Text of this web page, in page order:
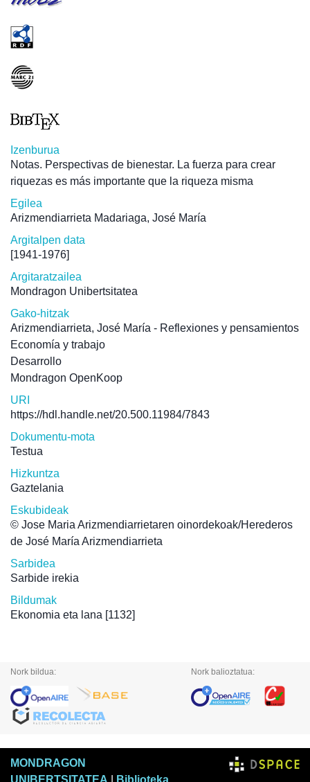
Izenburua
Notas. Perspectivas de bienestar. La fuerza para crear
riquezas es más importante que la riqueza misma
Egilea
Arizmendiarrieta Madariaga, José María
Argitalpen data
[1941-1976]
Argitaratzailea
Mondragon Unibertsitatea
Gako-hitzak
Arizmendiarrieta, José María - Reflexiones y pensamientos
Economía y trabajo
Desarrollo
Mondragon OpenKoop
URI
https://hdl.handle.net/20.500.11984/7843
Dokumentu-mota
Testua
Hizkuntza
Gaztelania
Eskubideak
© Jose Maria Arizmendiarrietaren oinordekoak/Herederos
de José María Arizmendiarrieta
Sarbidea
Sarbide irekia
Bildumak
Ekonomia eta lana [1132]
Nork bildua: Nork balioztatua:
MONDRAGON